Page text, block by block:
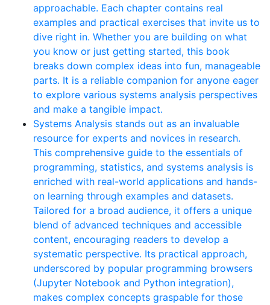
approachable. Each chapter contains real
examples and practical exercises that invite us to
dive right in. Whether you are building on what
you know or just getting started, this book
breaks down complex ideas into fun, manageable
parts. It is a reliable companion for anyone eager
to explore various systems analysis perspectives
and make a tangible impact.
Systems Analysis stands out as an invaluable
resource for experts and novices in research.
This comprehensive guide to the essentials of
programming, statistics, and systems analysis is
enriched with real-world applications and hands-
on learning through examples and datasets.
Tailored for a broad audience, it offers a unique
blend of advanced techniques and accessible
content, encouraging readers to develop a
systematic perspective. Its practical approach,
underscored by popular programming browsers
(Jupyter Notebook and Python integration),
makes complex concepts graspable for those